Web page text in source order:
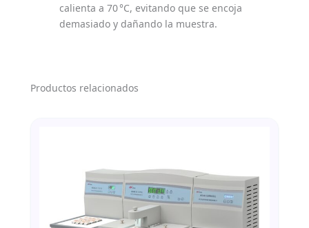
calienta a 70 °C, evitando que se encoja
demasiado y dañando la muestra.
Productos relacionados